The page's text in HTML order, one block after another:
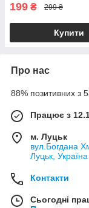
199 ₴ 299 ₴
Купити
Про нас
88% позитивних з
Працює з
м. Луцьк
вул.Богдана
Луцьк, Україна
Контакти
Сьогодні